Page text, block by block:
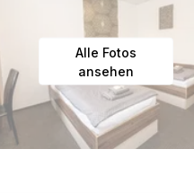
Alle Fotos
ansehen